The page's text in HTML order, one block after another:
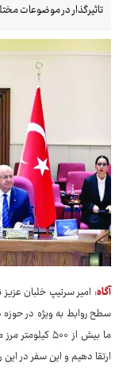
تاثیرگذار در موضوعات
آگاه: امیر سرتیپ خلبان
سطح روابط به ویژه در حوزه
ما بیش از ۵۰۰
ارتقا دهیم و این سفر در